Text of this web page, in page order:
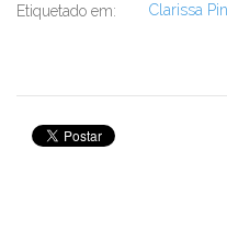
Etiquetado em: Clarissa